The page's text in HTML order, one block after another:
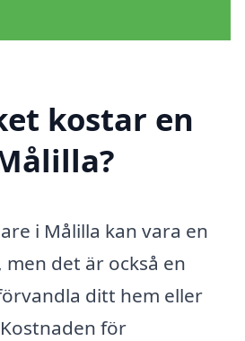
kostar en
i Målilla kan vara en
det är också en
ditt hem eller
för